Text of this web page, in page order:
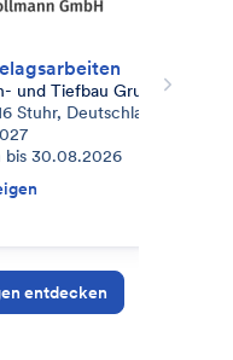
und Tiefbau
Stuhr, Deutschland
bis 30.08.2026
entdecken